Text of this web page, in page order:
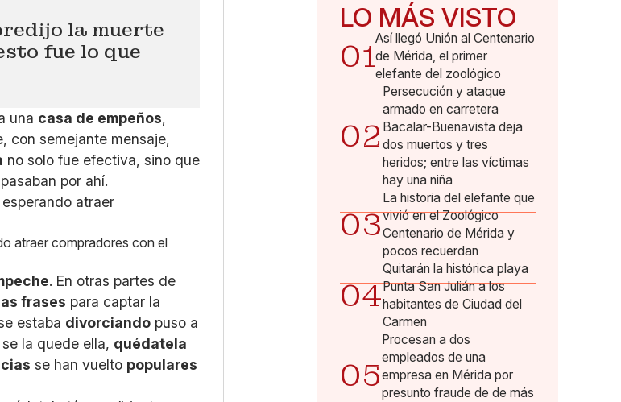
la muerte
fue lo que
una casa de empeños,
con semejante mensaje,
no solo fue efectiva, sino que
por ahí.
atraer compradores con el
. En otras partes de
frases para captar la
estaba divorciando puso a
la quede ella, quédatela
se han vuelto populares
LO MÁS VISTO
01Así llegó Unión al Centenario
de Mérida, el primer
elefante del zoológico
02
Persecución y ataque
armado en carretera
Bacalar-Buenavista deja
dos muertos y tres
heridos; entre las víctimas
hay una niña
03
La historia del elefante que
vivió en el Zoológico
Centenario de Mérida y
pocos recuerdan
04
Quitarán la histórica playa
Punta San Julián a los
habitantes de Ciudad del
Carmen
05
Procesan a dos
empleados de una
empresa en Mérida por
presunto fraude de de más